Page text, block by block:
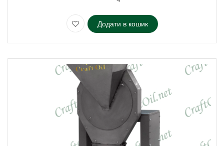
Додати в кошик